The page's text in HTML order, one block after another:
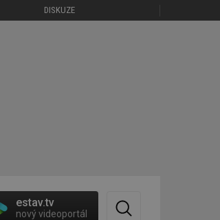
DISKUZE
estav.tv
nový videoportál